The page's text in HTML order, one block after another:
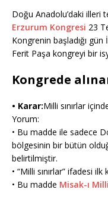
Doğu Anadolu’daki illeri
Erzurum Kongresi 23
Kongrenin başladığı
Ferit Paşa kongreyi bir
Kongrede
• Karar:Milli sınırlar
Yorum:
• Bu madde ile sadece
bölgesinin bir bütün
belirtilmiştir.
• “Milli sınırlar” ifadesi ilk
• Bu madde Misak-ı Milli